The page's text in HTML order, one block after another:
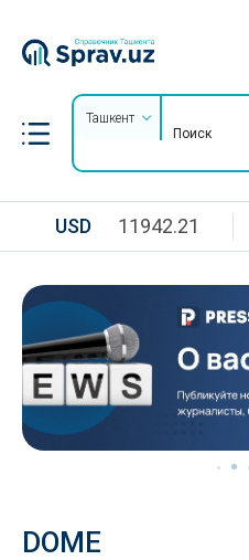
Ташкент
USD 11942.21
DOME